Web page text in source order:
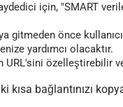
için, "SMART
gitmeden önce
yardımcı olacaktır.
URL'sini özelleştirebilir
kısa bağlantınızı